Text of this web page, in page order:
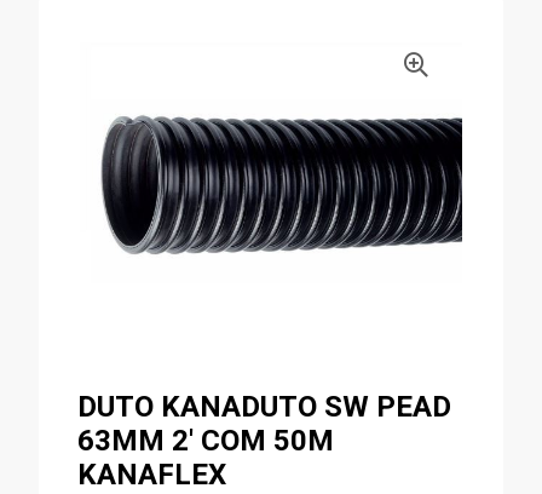
DUTO KANADUTO SW PEAD
63MM 2' COM 50M
KANAFLEX